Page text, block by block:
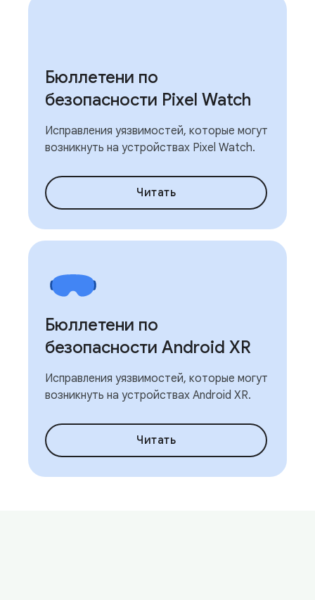
Бюллетени по
безопасности Pixel Watch
Исправления уязвимостей, которые могут
возникнуть на устройствах Pixel Watch.
Читать
Бюллетени по
безопасности Android XR
Исправления уязвимостей, которые могут
возникнуть на устройствах Android XR.
Читать